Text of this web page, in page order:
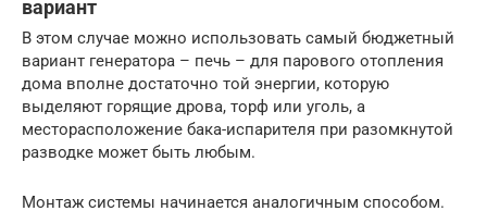
вариант
В этом случае можно использовать самый бюджетный
вариант генератора – печь – для парового отопления
дома вполне достаточно той энергии, которую
выделяют горящие дрова, торф или уголь, а
месторасположение бака-испарителя при разомкнутой
разводке может быть любым.
Монтаж системы начинается аналогичным способом.